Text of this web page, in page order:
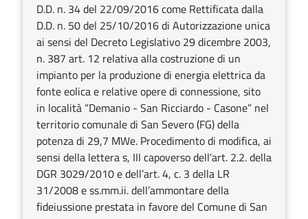
D.D. n. 34 del 22/09/2016 come Rettificata dalla
D.D. n. 50 del 25/10/2016 di Autorizzazione unica
ai sensi del Decreto Legislativo 29 dicembre 2003,
n. 387 art. 12 relativa alla costruzione di un
impianto per la produzione di energia elettrica da
fonte eolica e relative opere di connessione, sito
in località “Demanio - San Ricciardo - Casone” nel
territorio comunale di San Severo (FG) della
potenza di 29,7 MWe. Procedimento di modifica, ai
sensi della lettera s, III capoverso dell’art. 2.2. della
DGR 3029/2010 e dell’art. 4, c. 3 della LR
31/2008 e ss.mm.ii. dell’ammontare della
fideiussione prestata in favore del Comune di San